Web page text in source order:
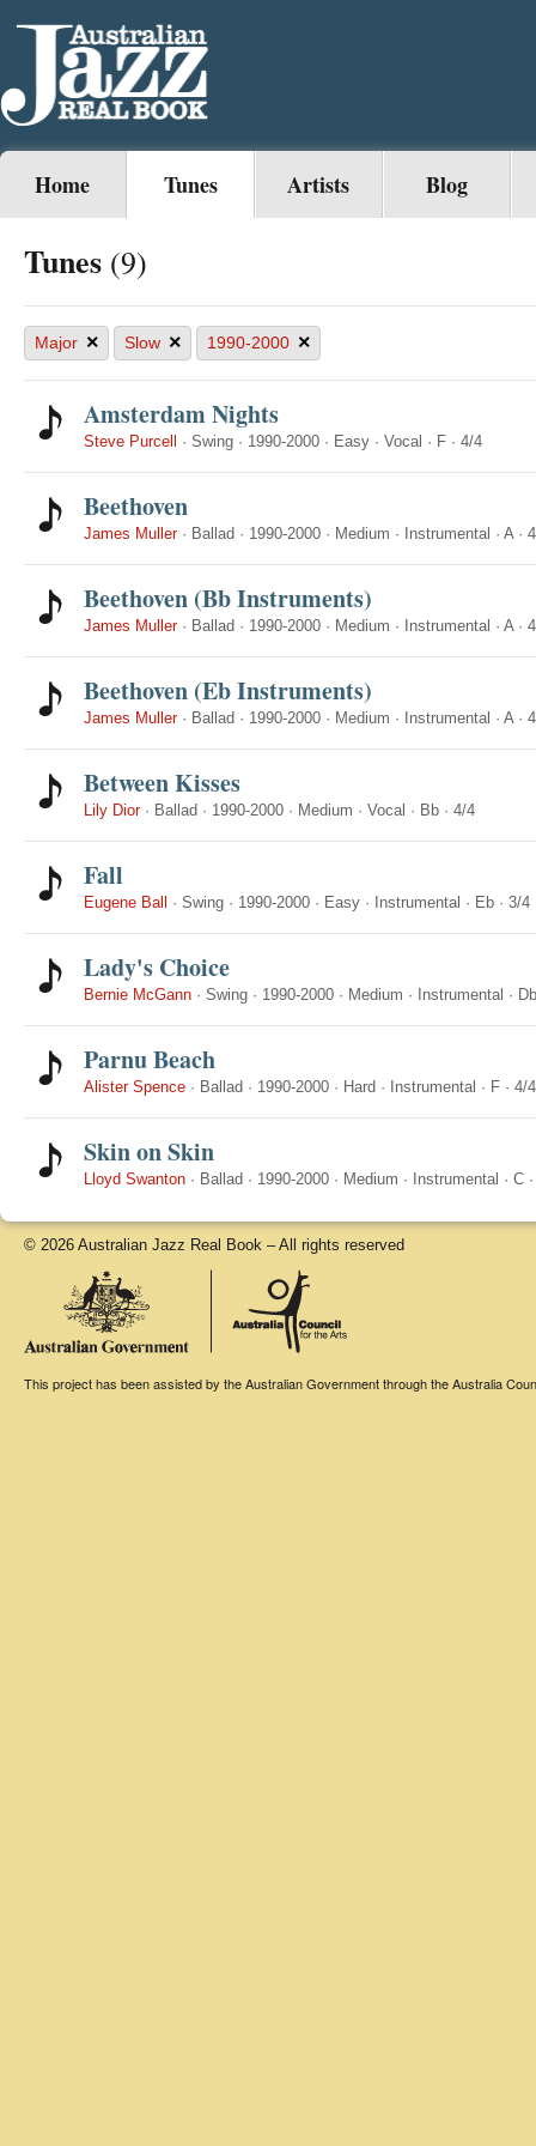
Home Tunes Artists Blog
Tunes (9)
Major × Slow × 1990-2000 ×
Amsterdam Nights
Steve Purcell · Swing · 1990-2000 · Easy · Vocal · F · 4/4
Beethoven
James Muller· Ballad · 1990-2000 · Medium · Instrumental · A·
Beethoven (Bb Instruments)
James Muller· Ballad · 1990-2000 · Medium · Instrumental · A·
Beethoven (Eb Instruments)
James Muller· Ballad · 1990-2000 · Medium · Instrumental · A·
Between Kisses
Lily Dior· Ballad · 1990-2000 · Medium · Vocal · Bb · 4/4
Fall
Eugene Ball · Swing · 1990-2000 · Easy · Instrumental · Eb · 3/4
Lady's Choice
Bernie McGann · Swing · 1990-2000 · Medium · Instrumental · Db
Parnu Beach
Alister Spence · Ballad · 1990-2000 · Hard · Instrumental · F · 4/4
Skin on Skin
Lloyd Swanton · Ballad · 1990-2000 · Medium · Instrumental · C
© 2026 Australian Jazz Real Book – All rights reserved
This project has been assisted by the Australian Government through the Australia